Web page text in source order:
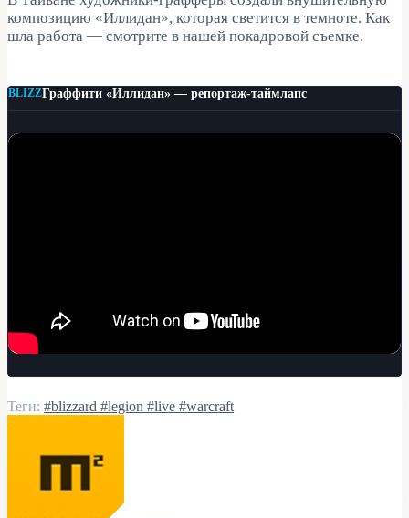
композицию «Иллидан», которая светится в темноте. Как
шла работа — смотрите в нашей покадровой съемке.
Граффити «Иллидан» — репортаж-таймлапс
Теги: #blizzard #legion #live #warcraft